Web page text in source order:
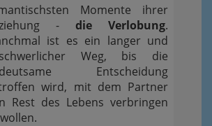
Momente ihrer
- die Verlobung.
ist es ein langer und
Weg, bis die
Entscheidung
wird, mit dem Partner
Rest des Lebens verbringen